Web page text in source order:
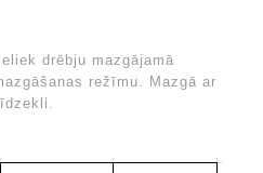
drēbju mazgājamā
režīmu. Mazgā ar